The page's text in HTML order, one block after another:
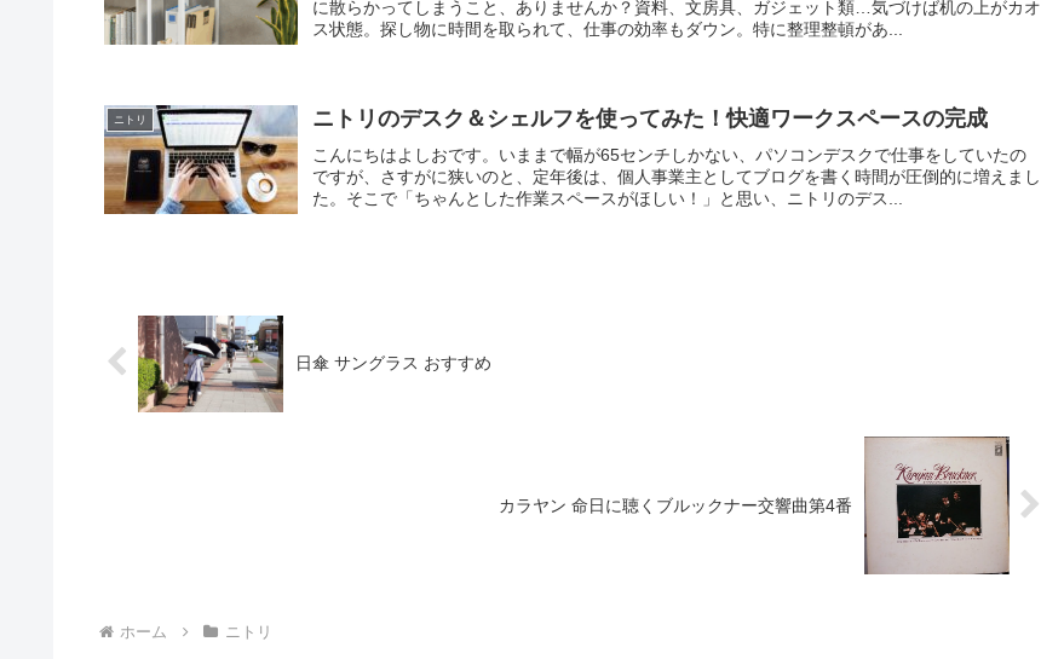
に散らかってしまうこと、ありませんか？資料、文房具、ガジェット類…気づけば机の上がカオ
ス状態。探し物に時間を取られて、仕事の効率もダウン。特に整理整頓があ...
ニトリ ニトリのデスク＆シェルフを使ってみた！快適ワークスペースの完成
こんにちはよしおです。いままで幅が65センチしかない、パソコンデスクで仕事をしていたの
ですが、さすがに狭いのと、定年後は、個人事業主としてブログを書く時間が圧倒的に増えまし
た。そこで「ちゃんとした作業スペースがほしい！」と思い、ニトリのデス...
日傘 サングラス おすすめ
カラヤン 命日に聴くブルックナー交響曲第4番
ホーム ニトリ